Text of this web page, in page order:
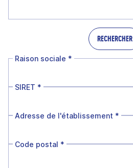
RECHERCHER
Raison sociale *
SIRET *
Adresse de l'établissement *
Code postal *